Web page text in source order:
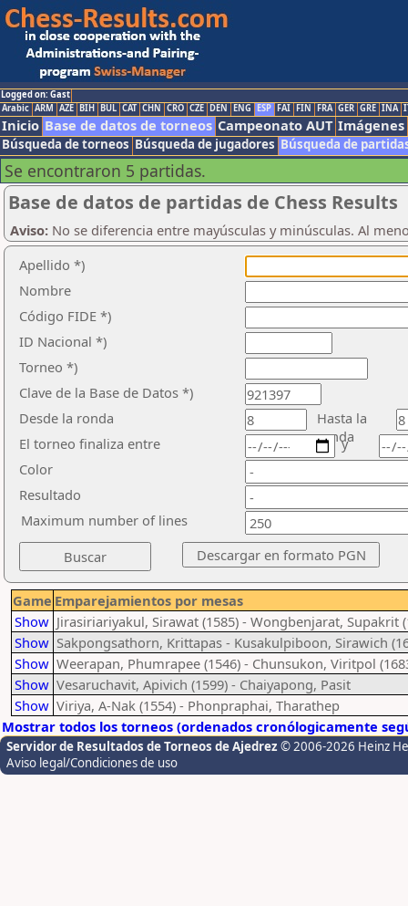
Logged on: Gast
Arabic ARM AZE BIH BUL CAT CHN CRO CZE DEN ENG ESP FAI FIN FRA GER GRE INA
Inicio Base de datos de torneos Campeonato AUT Imágenes
Búsqueda de torneos Búsqueda de jugadores Búsqueda de
Se encontraron 5 partidas.
Base de datos de partidas de Chess Results
Aviso: No se diferencia entre mayúsculas y minúsculas. Al
Apellido *)
Nombre
Código FIDE *)
ID Nacional *)
Torneo *)
Clave de la Base de Datos *)
Desde la ronda
Hasta la
ronda
El torneo finaliza entre
Color
Resultado
y
Maximum number of lines
Game Emparejamientos por mesas
Show Jirasiriariyakul, Sirawat (1585) - Wongbenjarat, Supakrit
Show Sakpongsathorn, Krittapas - Kusakulpiboon, Sirawich
Show Weerapan, Phumrapee (1546) - Chunsukon, Viritpol
Show Vesaruchavit, Apivich (1599) - Chaiyapong, Pasit
Show Viriya, A-Nak (1554) - Phonpraphai, Tharathep
Mostrar todos los torneos (ordenados cronólogicamente
Servidor de Resultados de Torneos de Ajedrez © 2006-2026 Heinz
Aviso legal/Condiciones de uso